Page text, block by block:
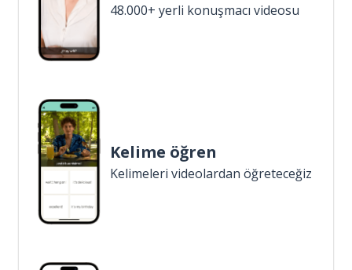
48.000+ yerli konuşmacı videosu
Kelime öğren
Kelimeleri videolardan öğreteceğiz